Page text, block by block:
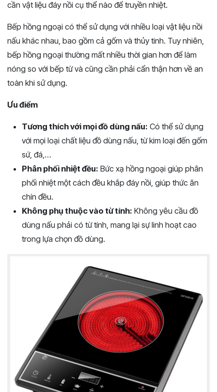
cần vật liệu đáy nồi cụ thể nào để truyền nhiệt.
Bếp hồng ngoại có thể sử dụng với nhiều loại vật liệu nồi
nấu khác nhau, bao gồm cả gốm và thủy tinh. Tuy nhiên,
bếp hồng ngoại thường mất nhiều thời gian hơn để làm
nóng so với bếp từ và cũng cần phải cẩn thận hơn về an
toàn khi sử dụng.
Ưu điểm
Tương thích với mọi đồ dùng nấu: Có thể sử dụng
với mọi loại chất liệu đồ dùng nấu, từ kim loại đến gốm
sứ, đá,…
Phân phối nhiệt đều: Bức xạ hồng ngoại giúp phân
phối nhiệt một cách đều khắp đáy nồi, giúp thức ăn
chín đều.
Không phụ thuộc vào từ tính: Không yêu cầu đồ
dùng nấu phải có từ tính, mang lại sự linh hoạt cao
trong lựa chọn đồ dùng.